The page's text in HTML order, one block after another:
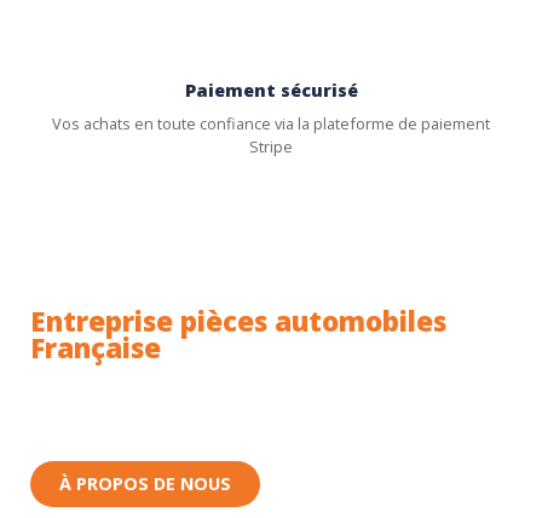
Paiement sécurisé
Vos achats en toute confiance via la plateforme de paiement
Stripe
Entreprise pièces automobiles
Française
À PROPOS DE NOUS